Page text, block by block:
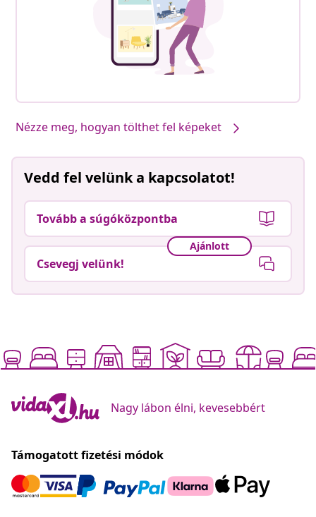
Nézze meg, hogyan tölthet fel képeket
Vedd fel velünk a kapcsolatot!
Tovább a súgóközpontba
Ajánlott
Csevegj velünk!
Nagy lábon élni, kevesebbért
Támogatott fizetési módok